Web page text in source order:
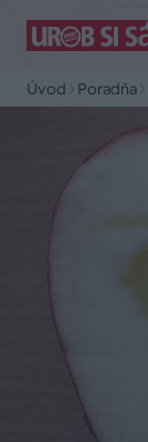
Úvod Poradňa